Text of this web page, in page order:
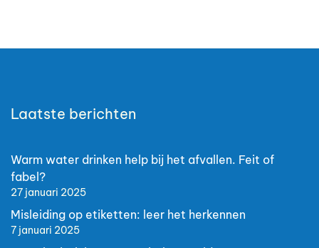
Laatste berichten
Warm water drinken help bij het afvallen. Feit of
fabel?
27 januari 2025
Misleiding op etiketten: leer het herkennen
7 januari 2025